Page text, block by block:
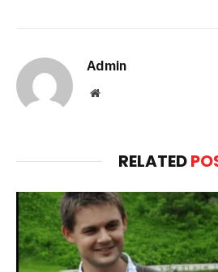
Admin
Website
RELATED